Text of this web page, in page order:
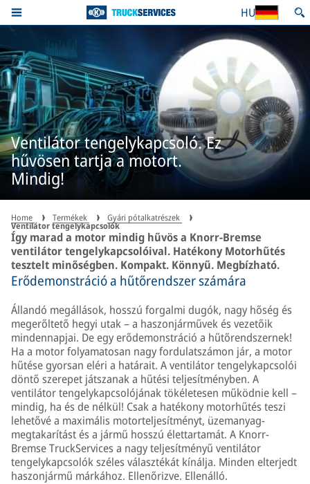
HU
Ventilátor tengelykapcsoló. Ez
hűvösen tartja a motort.
Mindig!
Home Termékek Gyári pótalkatrészek
Ventilátor tengelykapcsolók
Így marad a motor mindig hűvös a Knorr-Bremse
ventilátor tengelykapcsolóival. Hatékony Motorhűtés
tesztelt minőségben. Kompakt. Könnyű. Megbízható.
Erődemonstráció a hűtőrendszer számára
Állandó megállások, hosszú forgalmi dugók, nagy hőség és
megerőltető hegyi utak – a haszonjárművek és vezetőik
mindennapjai. De egy erődemonstráció a hűtőrendszernek!
Ha a motor folyamatosan nagy fordulatszámon jár, a motor
hűtése gyorsan eléri a határait. A ventilátor tengelykapcsolói
döntő szerepet játszanak a hűtési teljesítményben. A
ventilátor tengelykapcsolójának tökéletesen működnie kell –
mindig, ha és de nélkül! Csak a hatékony motorhűtés teszi
lehetővé a maximális motorteljesítményt, üzemanyag-
megtakarítást és a jármű hosszú élettartamát. A Knorr-
Bremse TruckServices a nagy teljesítményű ventilátor
tengelykapcsolók széles választékát kínálja. Minden elterjedt
haszonjármű márkához. Ellenőrizve. Ellenálló.